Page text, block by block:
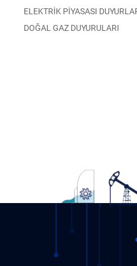
ELEKTRİK PİYASASI
DOĞAL GAZ DUYURULARI